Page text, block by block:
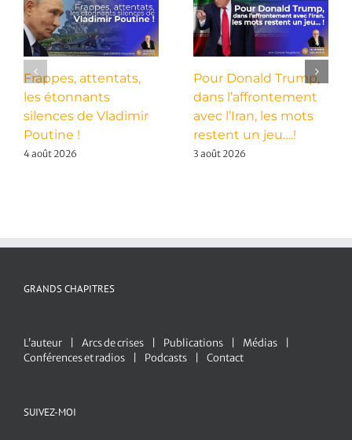
Frappes, attentats,
les étonnants
silences de Vladimir
Poutine !
4 août 2026
Pour Donald Trump,
dans l’affrontement
avec l’Iran, les mots
restent un jeu….!
3 août 2026
GRANDS CHAPITRES
L’auteur Arcs de crises Publications
Médias
Conférences et radios
Podcasts Contact
SUIVEZ-MOI